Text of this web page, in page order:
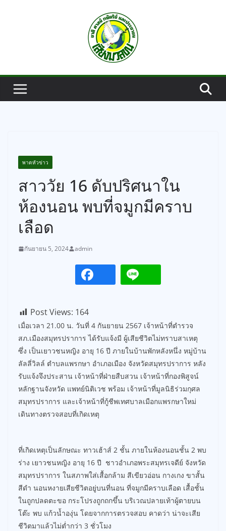
พาดหัวข่าว
สาววัย 16 ดับปริศนาใน
ห้องนอน พบที่จมูกมีคราบ
เลือด
กันยายน 5, 2024 admin
Post Views: 164
เมื่อเวลา 21.00 น. วันที่ 4 กันยายน 2567 เจ้าหน้าที่ตำรวจ
สภ.เมืองสมุทรปราการ ได้รับแจ้งมี ผู้เสียชีวิตไม่ทราบสาเหตุ
ซึ่ง เป็นเยาวชนหญิง อายุ 16 ปี ภายในบ้านพักหลังหนึ่ง หมู่บ้าน
ลัลลี่วิลล์ ตำบลแพรกษา อำเภอเมือง จังหวัดสมุทรปราการ หลัง
รับแจ้งจึงประสาน เจ้าหน้าที่ฝ่ายสืบสวน เจ้าหน้าที่กองพิสูจน์
หลักฐานจังหวัด แพทย์นิติเวช พร้อม เจ้าหน้าที่มูลนิธิร่วมกุศล
สมุทรปราการ และเจ้าหน้าที่กู้ชีพเทศบาลเมือกแพรกษาใหม่
เดินทางตรวจสอบที่เกิดเหตุ
ที่เกิดเหตุเป็นลักษณะ ทาวเฮ้าส์ 2 ชั้น ภายในห้องนอนชั้น 2 พบ
ร่าง เยาวชนหญิง อายุ 16 ปี ชาวอำเภอพระสมุทรเจดีย์ จังหวัด
สมุทรปราการ ในสภาพใส่เสื้อกล้าม สีเขียวอ่อน กางเกง ขาสั้น
สีดำ นอนหงายเสียชีวิตอยู่บนที่นอน ที่จมูกมีคราบเลือด เสื้อชั้น
ในถูกปลดตะขอ กระโปรงถูกถกขึ้น บริเวณปลายเท้าผู้ตายบน
โต๊ะ พบ แก้วน้ำองุ่น โดยจากการตรวจสอบ คาดว่า น่าจะเสีย
ชีวิตมาแล้วไม่ต่ำกว่า 3 ชั่วโมง